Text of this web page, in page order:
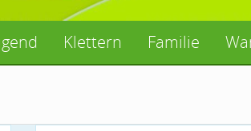
Klettern Familie